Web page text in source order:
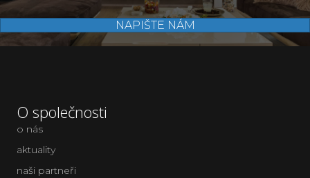
NAPIŠTE NÁM
O společnosti
o nás
aktuality
naši partneři